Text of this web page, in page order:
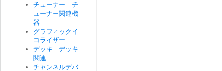
チューナー チ
ューナー関連機
器
グラフィックイ
コライザー
デッキ デッキ
関連
チャンネルデバ